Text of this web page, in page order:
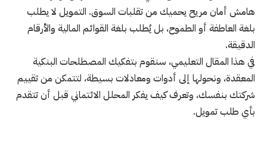
هامش أمان مريح يحميك من تقلبات السوق. التمويل لا يطلب
بلغة العاطفة أو الطموح، بل يُطلب بلغة القوائم المالية والأرقام
الدقيقة.
في هذا المقال التعليمي، سنقوم بتفكيك المصطلحات البنكية
المعقدة، ونحولها إلى أدوات ومعادلات بسيطة، لتتمكن من تقييم
شركتك بنفسك، وتعرف كيف يفكر المحلل الائتماني قبل أن تتقدم
بأي طلب تمويل.